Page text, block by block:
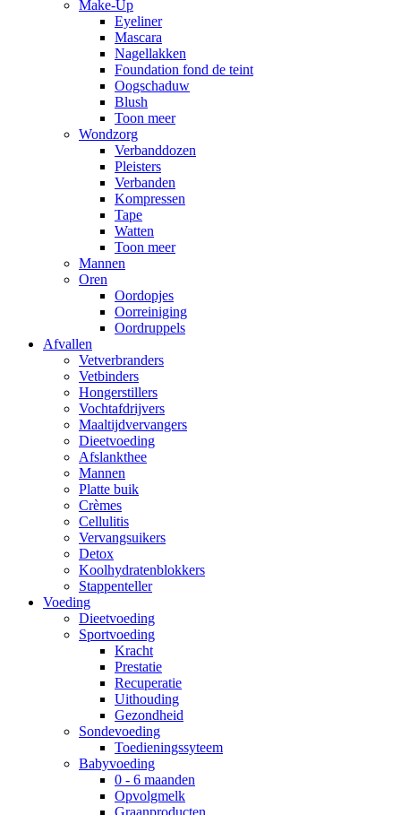
Make-Up
Eyeliner
Mascara
Nagellakken
Foundation fond de teint
Oogschaduw
Blush
Toon meer
Wondzorg
Verbanddozen
Pleisters
Verbanden
Kompressen
Tape
Watten
Toon meer
Mannen
Oren
Oordopjes
Oorreiniging
Oordruppels
Afvallen
Vetverbranders
Vetbinders
Hongerstillers
Vochtafdrijvers
Maaltijdvervangers
Dieetvoeding
Afslankthee
Mannen
Platte buik
Crèmes
Cellulitis
Vervangsuikers
Detox
Koolhydratenblokkers
Stappenteller
Voeding
Dieetvoeding
Sportvoeding
Kracht
Prestatie
Recuperatie
Uithouding
Gezondheid
Sondevoeding
Toedieningssyteem
Babyvoeding
0 - 6 maanden
Opvolgmelk
Graanproducten